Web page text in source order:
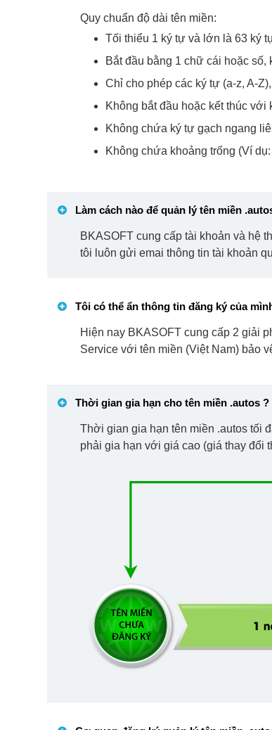
Quy chuẩn độ dài tên miền:
Tối thiểu 1 ký tự và lớn là 63 ký
Bắt đầu bằng 1 chữ cái hoặc số,
Chỉ cho phép các ký tự (a-z, A-
Không bắt đầu hoặc kết thúc với
Không chứa ký tự gạch ngang
Không chứa khoảng trống (Ví dụ:
Làm cách nào để quản lý tên miền
BKASOFT cung cấp tài khoản và hệ
tôi luôn gửi emai thông tin tài khoản
Tôi có thể ẩn thông tin đăng ký của
Hiện nay BKASOFT cung cấp 2 giải
Service với tên miền (Việt Nam) bảo
Thời gian gia hạn cho tên miền .autos?
Thời gian gia hạn tên miền .autos tối
phải gia hạn với giá cao (giá thay đổi